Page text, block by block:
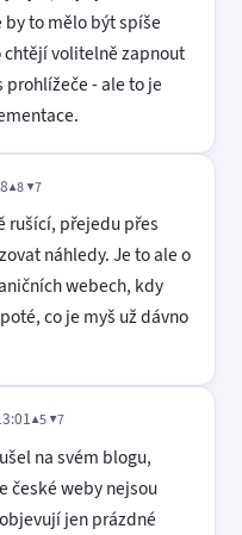
by to mělo být spíše
volitelně zapnout
- ale to je
▲8 ▼7
rušící, přejedu přes
náhledy. Je to ale o
webech, kdy
co je myš už dávno
▲5 ▼7
na svém blogu,
české weby nejsou
jen prázdné